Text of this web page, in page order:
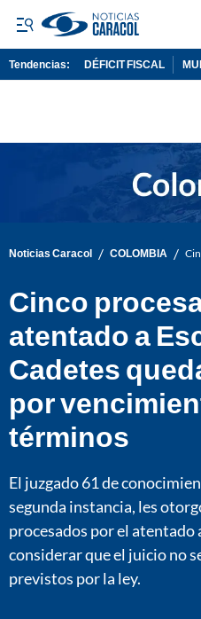
Tendencias: DÉFICIT FISCAL
Noticias Caracol / COLOMBIA /
Cinco
atentado a
Cadetes
por
términos
El juzgado 61 de
segunda instancia, les
procesados por el atentado
considerar que el juicio no
previstos por la ley.